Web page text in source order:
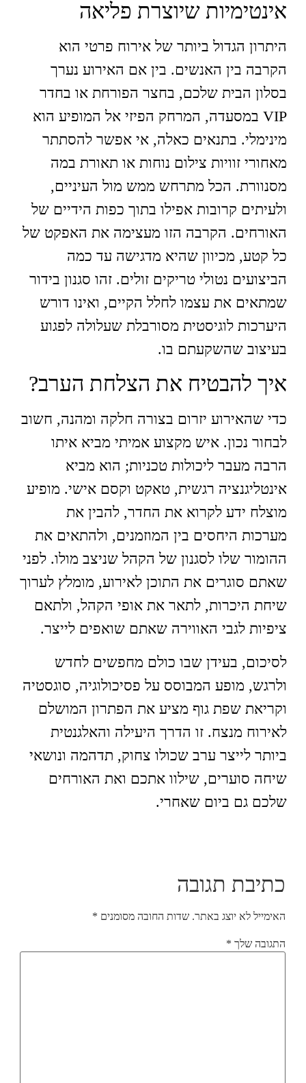
אינטימיות שיוצרת פליאה
היתרון הגדול ביותר של אירוח פרטי הוא
הקרבה בין האנשים. בין אם האירוע נערך
בסלון הבית שלכם, בחצר הפורחת או בחדר
VIP במסעדה, המרחק הפיזי אל המופיע הוא
מינימלי. בתנאים כאלה, אי אפשר להסתתר
מאחורי זוויות צילום נוחות או תאורת במה
מסנוורת. הכל מתרחש ממש מול העיניים,
ולעיתים קרובות אפילו בתוך כפות הידיים של
האורחים. הקרבה הזו מעצימה את האפקט של
כל קטע, מכיוון שהיא מדגישה עד כמה
הביצועים נטולי טריקים זולים. זהו סגנון בידור
שמתאים את עצמו לחלל הקיים, ואינו דורש
היערכות לוגיסטית מסורבלת שעלולה לפגוע
בעיצוב שהשקעתם בו.
איך להבטיח את הצלחת הערב?
כדי שהאירוע יזרום בצורה חלקה ומהנה, חשוב
לבחור נכון. איש מקצוע אמיתי מביא איתו
הרבה מעבר ליכולות טכניות; הוא מביא
אינטליגנציה רגשית, טאקט וקסם אישי. מופיע
מוצלח ידע לקרוא את החדר, להבין את
מערכות היחסים בין המוזמנים, ולהתאים את
ההומור שלו לסגנון של הקהל שניצב מולו. לפני
שאתם סוגרים את התוכן לאירוע, מומלץ לערוך
שיחת היכרות, לתאר את אופי הקהל, ולתאם
ציפיות לגבי האווירה שאתם שואפים לייצר.
לסיכום, בעידן שבו כולם מחפשים לחדש
ולרגש, מופע המבוסס על פסיכולוגיה, סוגסטיה
וקריאת שפת גוף מציע את הפתרון המושלם
לאירוח מנצח. זו הדרך היעילה והאלגנטית
ביותר לייצר ערב שכולו צחוק, תדהמה ונושאי
שיחה סוערים, שילוו אתכם ואת האורחים
שלכם גם ביום שאחרי.
כתיבת תגובה
האימייל לא יוצג באתר. שדות החובה מסומנים *
התגובה שלך *